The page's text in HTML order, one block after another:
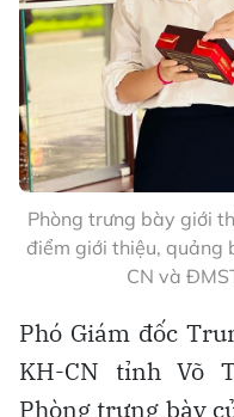
Phòng trưng bày giới
điểm giới thiệu, quảng
CN và
Phó Giám đốc
KH-CN tỉnh Võ
Phòng trưng bày